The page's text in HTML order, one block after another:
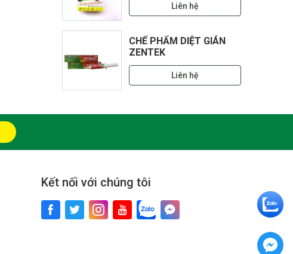
Liên hệ
CHẾ PHẨM DIỆT GIÁN
ZENTEK
Liên hệ
Kết nối với chúng tôi